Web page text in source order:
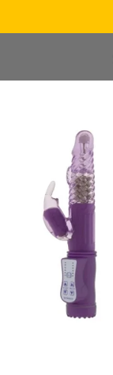
principal